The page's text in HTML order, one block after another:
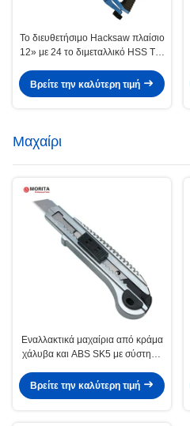
Το διευθετήσιμο Hacksaw πλαίσιο
12» με 24 το διμεταλλικό HSS TPI
& το κράμα Al παρέχει την
κατακόρυφο 90° και 45°
Βρείτε την καλύτερη τιμή
Μαχαίρι
Εναλλακτικά μαχαίρια από κράμα
χάλυβα και ABS SK5 με σύστημα
Βρείτε την καλύτερη τιμή